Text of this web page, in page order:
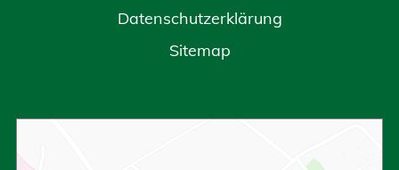
Datenschutzerklärung
Sitemap